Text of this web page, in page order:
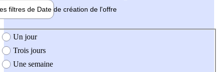
filtres de Date de création de l'offre
création de l'offre
Un jour
Trois jours
Une semaine